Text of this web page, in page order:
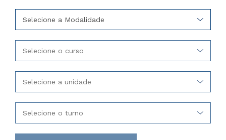
Selecione a Modalidade
Selecione o curso
Selecione a unidade
Selecione o turno